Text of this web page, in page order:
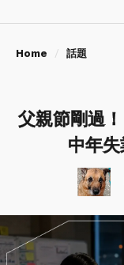
Home 話題
父親節剛過
中年